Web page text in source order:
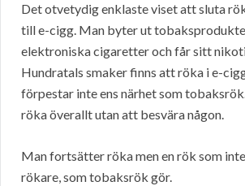
Det otvetydig enklaste viset att sluta
till e-cigg. Man byter ut
elektroniska cigaretter och får sitt
Hundratals smaker finns att röka i e-
förpestar inte ens närhet som
röka överallt utan att besvära någon.
Man fortsätter röka men en rök som
rökare, som tobaksrök gör.